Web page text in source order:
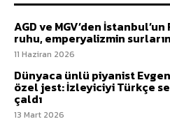
AGD ve MGV’den
ruhu, emperyalizmin
11 Haziran 2026
Dünyaca ünlü piyanist
özel jest: İzleyiciyi Türkçe
çaldı
13 Mart 2026